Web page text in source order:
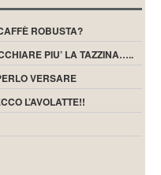
ROBUSTA?
PIU’ LA TAZZINA…..
VERSARE
L’AVOLATTE!!